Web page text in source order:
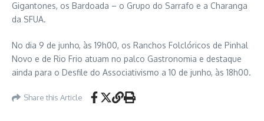
Gigantones, os Bardoada – o Grupo do Sarrafo e a Charanga
da SFUA.
No dia 9 de junho, às 19h00, os Ranchos Folclóricos de Pinhal
Novo e de Rio Frio atuam no palco Gastronomia e destaque
ainda para o Desfile do Associativismo a 10 de junho, às 18h00.
Share this Article